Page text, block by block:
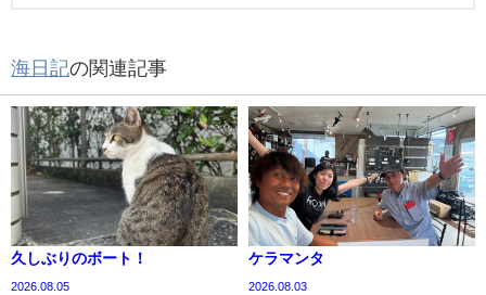
海日記の関連記事
久しぶりのボート！
2026.08.05
ケラマンタ
2026.08.03